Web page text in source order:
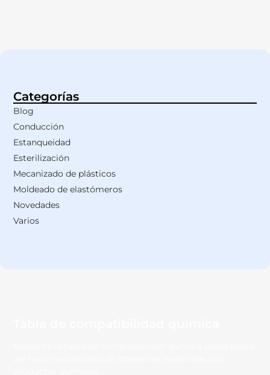
Categorías
Blog
Conducción
Estanqueidad
Esterilización
Mecanizado de plásticos
Moldeado de elastómeros
Novedades
Varios